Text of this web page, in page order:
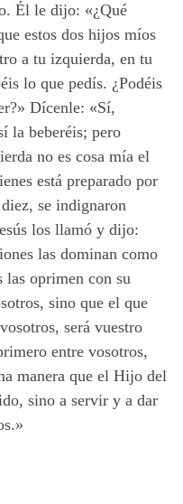
Él le dijo: «¿Qué
estos dos hijos míos
a tu izquierda, en tu
lo que pedís. ¿Podéis
Dícenle: «Sí,
la beberéis; pero
no es cosa mía el
está preparado por
se indignaron
los llamó y dijo:
las dominan como
las oprimen con su
sino que el que
será vuestro
entre vosotros,
manera que el Hijo del
sino a servir y a dar